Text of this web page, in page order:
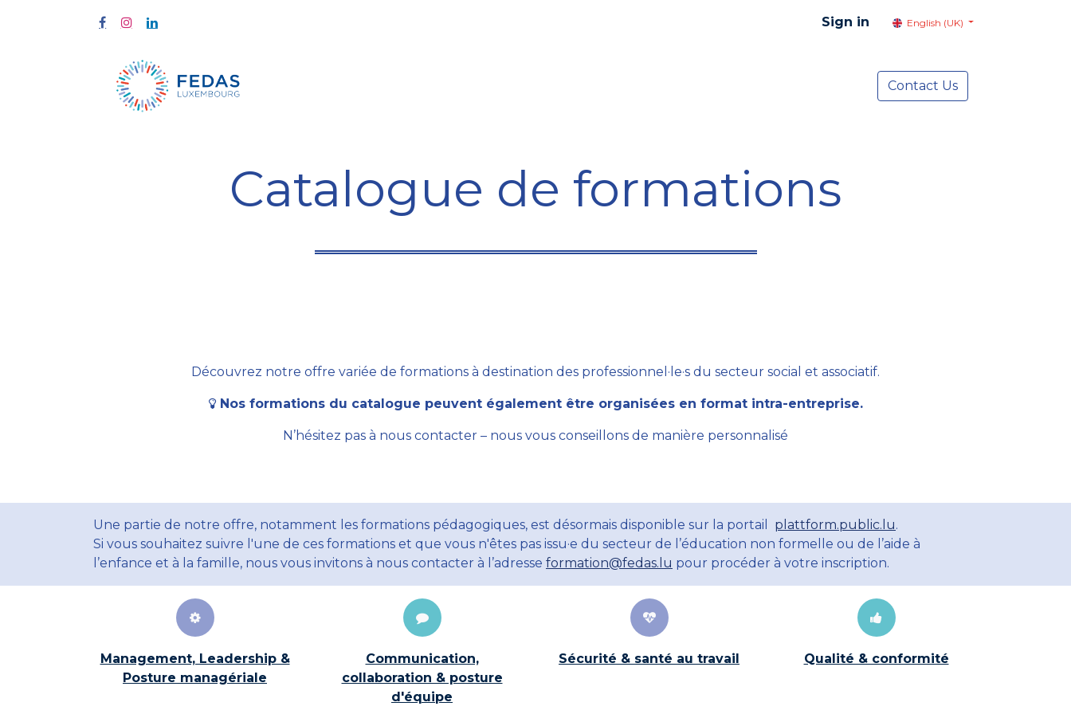
Sign in English (UK)
Social Advocacy Services
Contact Us
Catalogue de formations
Découvrez notre offre variée de formations à destination des professionnel·le·s du secteur social et associatif.
Nos formations du catalogue peuvent également être organisées en format intra-entreprise.
N’hésitez pas à nous contacter – nous vous conseillons de manière personnalisé
Une partie de notre offre, notamment les formations pédagogiques, est désormais disponible sur la portail plattform.public.lu.
Si vous souhaitez suivre l'une de ces formations et que vous n'êtes pas issu·e du secteur de l’éducation non formelle ou de l’aide à
l’enfance et à la famille, nous vous invitons à nous contacter à l’adresse formation@fedas.lu pour procéder à votre inscription.
Management, Leadership &
Posture managériale
Communication,
collaboration & posture
d'équipe
Sécurité & santé au travail Qualité & conformité